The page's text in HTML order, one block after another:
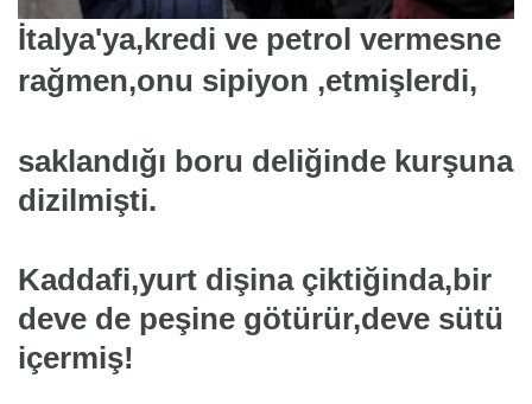
İtalya'ya,kredi ve petrol vermesne
rağmen,onu sipiyon ,etmişlerdi,
saklandığı boru deliğinde kurşuna
dizilmişti.
Kaddafi,yurt dişina çiktiğinda,bir
deve de peşine götürür,deve sütü
içermiş!